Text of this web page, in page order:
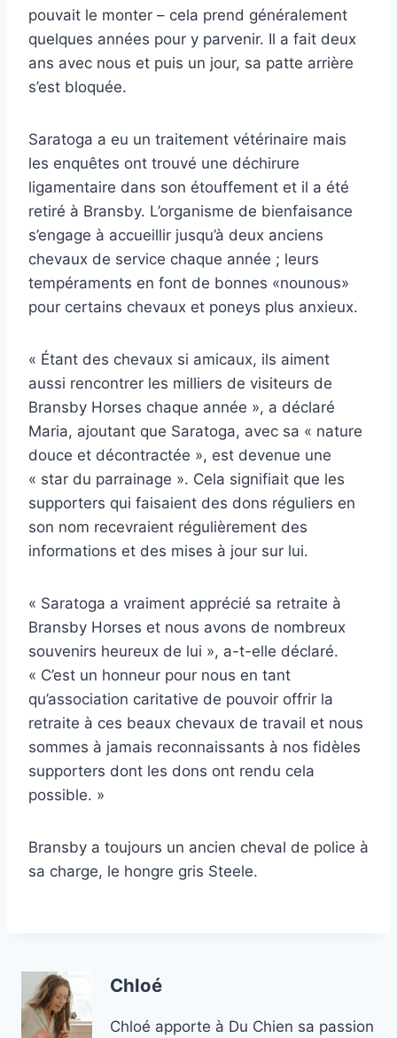
pouvait le monter – cela prend généralement
quelques années pour y parvenir. Il a fait deux
ans avec nous et puis un jour, sa patte arrière
s’est bloquée.
Saratoga a eu un traitement vétérinaire mais
les enquêtes ont trouvé une déchirure
ligamentaire dans son étouffement et il a été
retiré à Bransby. L’organisme de bienfaisance
s’engage à accueillir jusqu’à deux anciens
chevaux de service chaque année ; leurs
tempéraments en font de bonnes «nounous»
pour certains chevaux et poneys plus anxieux.
« Étant des chevaux si amicaux, ils aiment
aussi rencontrer les milliers de visiteurs de
Bransby Horses chaque année », a déclaré
Maria, ajoutant que Saratoga, avec sa « nature
douce et décontractée », est devenue une
« star du parrainage ». Cela signifiait que les
supporters qui faisaient des dons réguliers en
son nom recevraient régulièrement des
informations et des mises à jour sur lui.
« Saratoga a vraiment apprécié sa retraite à
Bransby Horses et nous avons de nombreux
souvenirs heureux de lui », a-t-elle déclaré.
« C’est un honneur pour nous en tant
qu’association caritative de pouvoir offrir la
retraite à ces beaux chevaux de travail et nous
sommes à jamais reconnaissants à nos fidèles
supporters dont les dons ont rendu cela
possible. »
Bransby a toujours un ancien cheval de police à
sa charge, le hongre gris Steele.
Chloé
Chloé apporte à Du Chien sa passion